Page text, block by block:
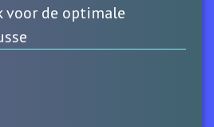
de optimale